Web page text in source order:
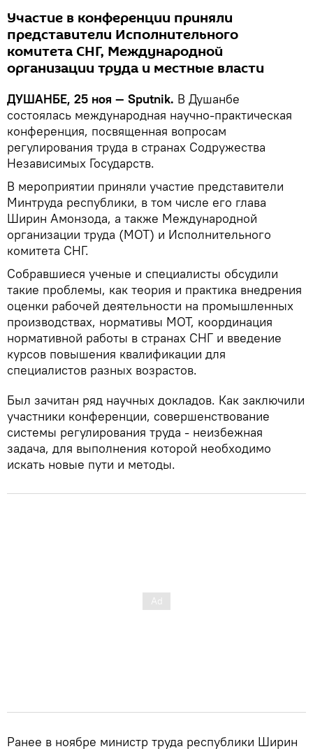
Участие в конференции приняли
представители Исполнительного
комитета СНГ, Международной
организации труда и местные власти
ДУШАНБЕ, 25 ноя — Sputnik. В Душанбе
состоялась международная научно-практическая
конференция, посвященная вопросам
регулирования труда в странах Содружества
Независимых Государств.
В мероприятии приняли участие представители
Минтруда республики, в том числе его глава
Ширин Амонзода, а также Международной
организации труда (МОТ) и Исполнительного
комитета СНГ.
Собравшиеся ученые и специалисты обсудили
такие проблемы, как теория и практика внедрения
оценки рабочей деятельности на промышленных
производствах, нормативы МОТ, координация
нормативной работы в странах СНГ и введение
курсов повышения квалификации для
специалистов разных возрастов.
Был зачитан ряд научных докладов. Как заключили
участники конференции, совершенствование
системы регулирования труда - неизбежная
задача, для выполнения которой необходимо
искать новые пути и методы.
Ранее в ноябре министр труда республики Ширин